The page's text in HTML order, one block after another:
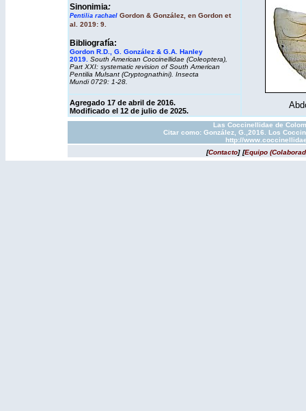
Sinonimia:
Pentilia rachael Gordon & González, en Gordon et
al. 2019: 9.
Bibliografía:
Gordon R.D., G. González & G.A. Hanley
2019. South American Coccinellidae (Coleoptera),
Part XXI: systematic revision of South American
Pentilia Mulsant (Cryptognathini). Insecta
Mundi 0729: 1-28.
Agregado 17 de abril de 2016.
Modificado el 12 de julio de 2025.
Las Coccinellidae de
Citar como: González, G.,2016. Los
http://
[Contacto] [Equipo